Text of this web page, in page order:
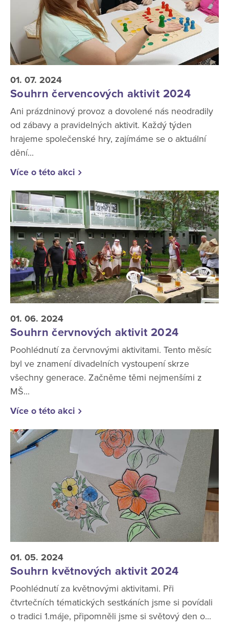
01. 07. 2024
Souhrn červencových aktivit 2024
Ani prázdninový provoz a dovolené nás neodradily
od zábavy a pravidelných aktivit. Každý týden
hrajeme společenské hry, zajímáme se o aktuální
dění...
Více o této akci
01. 06. 2024
Souhrn červnových aktivit 2024
Poohlédnutí za červnovými aktivitami. Tento měsíc
byl ve znamení divadelních vystoupení skrze
všechny generace. Začněme těmi nejmenšími z
MŠ...
Více o této akci
01. 05. 2024
Souhrn květnových aktivit 2024
Poohlédnutí za květnovými aktivitami. Při
čtvrtečních tématických sestkáních jsme si povídali
o tradici 1.máje, připomněli jsme si světový den o...